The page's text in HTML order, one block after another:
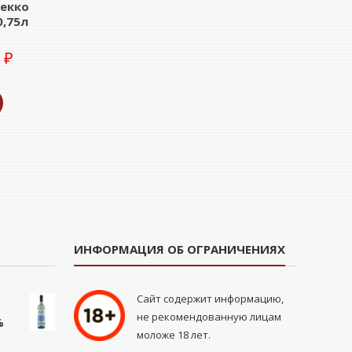
₽
ИНФОРМАЦИЯ ОБ ОГРАНИЧЕНИЯХ
Сайт содержит информацию,
не рекомендованную лицам
моложе 18 лет.